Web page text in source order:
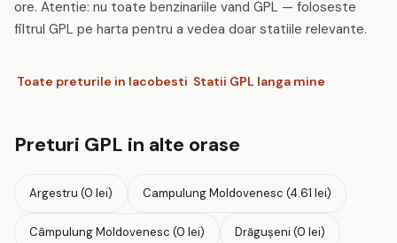
ore. Atentie: nu toate benzinariile vand GPL — foloseste
filtrul GPL pe harta pentru a vedea doar statiile relevante.
Toate preturile in Iacobesti Statii GPL langa mine
Preturi GPL in alte orase
Argestru (0 lei) Campulung Moldovenesc (4.61 lei)
Câmpulung Moldovenesc (0 lei) Drăguşeni (0 lei)